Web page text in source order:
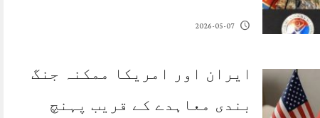
2026-05-07
ایران اور امریکا ممکنہ جنگ
بندی معاہدے کے قریب پہنچ